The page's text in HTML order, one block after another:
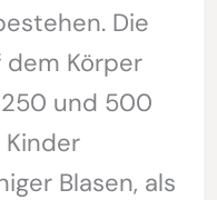
Die
dem Körper
und 500
Kinder
Blasen, als